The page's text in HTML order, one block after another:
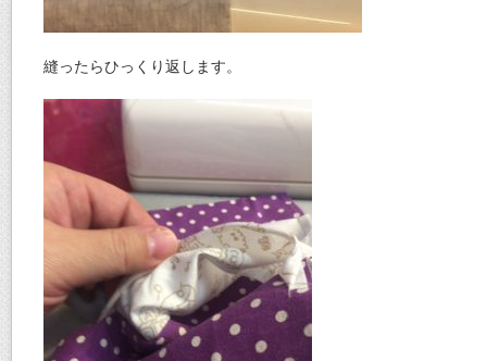
縫ったらひっくり返します。